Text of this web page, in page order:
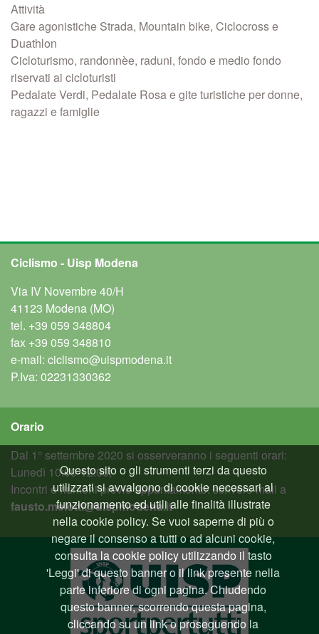
Attività
Gare agonistiche Strada, Mountain bike, Ciclocross e
Duathlon
Cicloturismo, randonnèe, raduni, fondo e medio fondo
riservati ai cicloturisti
Pedalate Verdi, Pedalate Rosa e gite turistiche per donne,
ragazzi e famiglie
Ciclismo - Uisp Modena
Via IV Novembre 40/H
41123 Modena (MO)
tel. +39 059 348804
fax +39 059 348810
e-mail: ciclismo@uispmodena.it
P.Iva: 02231330362
Orario
Dal 1° settembre 2020 si osserveranno i seguenti orari:
Lunedì 10:00-12:00;
Incontri e riunioni previo appuntamento: scrivere mail a
fausto.melotti@uispmodena.it
Questo sito o gli strumenti terzi da questo
utilizzati si avvalgono di cookie necessari al
funzionamento ed utili alle finalità illustrate
nella cookie policy. Se vuoi saperne di più o
negare il consenso a tutti o ad alcuni cookie,
consulta la cookie policy utilizzando il tasto
'Leggi' di questo banner o il link presente nella
parte inferiore di ogni pagina. Chiudendo
questo banner, scorrendo questa pagina,
cliccando su un link o proseguendo la